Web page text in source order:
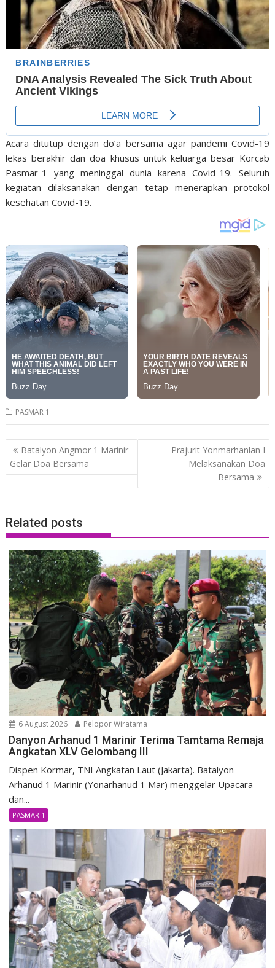
Acara ditutup dengan do’a bersama agar pandemi Covid-19
lekas berakhir dan doa khusus untuk keluarga besar Korcab
Pasmar-1 yang meninggal dunia karena Covid-19. Seluruh
kegiatan dilaksanakan dengan tetap menerapkan protokol
kesehatan Covid-19.
PASMAR 1
Post
navigation
Batalyon Angmor 1 Marinir
Gelar Doa Bersama
Prajurit Yonmarhanlan I
Melaksanakan Doa
Bersama
Related posts
6 August 2026 Pelopor Wiratama
Danyon Arhanud 1 Marinir Terima Tamtama Remaja
Angkatan XLV Gelombang III
Dispen Kormar, TNI Angkatan Laut (Jakarta). Batalyon
Arhanud 1 Marinir (Yonarhanud 1 Mar) menggelar Upacara
dan...
PASMAR 1